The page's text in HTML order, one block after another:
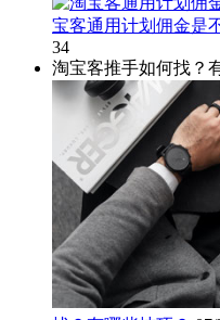
宝客通用计划佣金是
34
淘宝客推手如何找？